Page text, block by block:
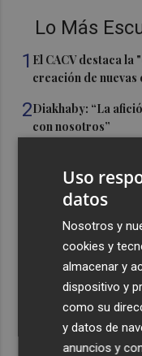
Lo Más
1 El CACV destaca
creación de
2Diakhaby: “La
con nosotros”
hemos entrenado"
Controlado el
La capacidad de
seguridad alarma
Uso
datos
Nosotros y
cookies y
almacenar y
dispositivo y
como su
y datos de
anuncios y